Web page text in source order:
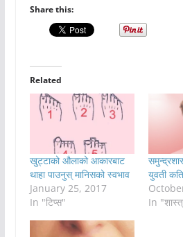
Share this:
Related
खुट्टाको औलाको आकारबाट
थाहा पाउनुस् मानिसको स्वभाव
January 25, 2017
In "टिप्स"
युवती
In